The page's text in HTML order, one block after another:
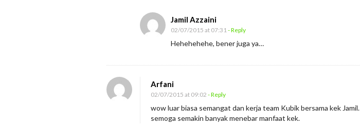
T
e
a
p
T
r
a
Jamil Azzaini
02/07/2015 at 07:31 - Reply
Hehehehehe, bener juga ya…
Arfani
02/07/2015 at 09:02 - Reply
wow luar biasa semangat dan kerja team Kubik bersama kek Jamil.
semoga semakin banyak menebar manfaat kek.